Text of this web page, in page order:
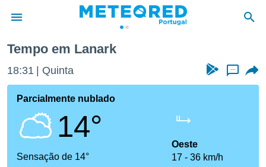
da
foi
fornecidas
a este
Tempo em Lanark
18:31 Quinta ...
Parcialmente nublado
14°
Sensação de 14°
Oeste
17
36 km/h